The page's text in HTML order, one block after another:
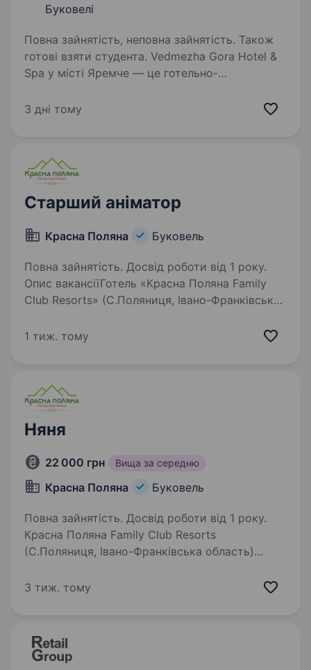
Буковелі
Повна зайнятість, неповна зайнятість. Також
готові взяти студента. Vedmezha Gora Hotel &
Spa у місті Яремче — це готельно-
гостей регулярно проводяться різноманітні
3 дні тому
Старший аніматор
Красна Поляна Буковель
Повна зайнятість. Досвід роботи від 1 року.
Опис вакансіїГотель «Красна Поляна Family
Club Resorts» (С.Поляниця, Івано-Франківська
аніматора. Вимоги: Стресостійкість
1 тиж. тому
Няня
22 000 грн Вища за середню
Красна Поляна Буковель
Повна зайнятість. Досвід роботи від 1 року.
Красна Поляна Family Club Resorts
(С.Поляниця, Івано-Франківська область)
Переїзд в с. Поляниця (Буковель) Проживання
3 тиж. тому